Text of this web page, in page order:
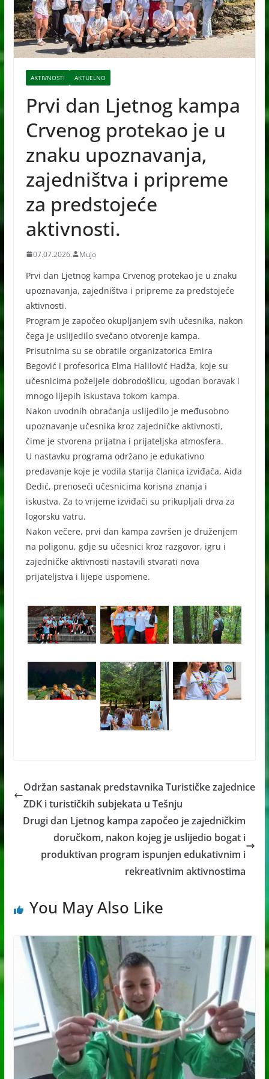
AKTIVNOSTI AKTUELNO
Prvi dan Ljetnog kampa
Crvenog protekao je u
znaku upoznavanja,
zajedništva i pripreme
za predstojeće
aktivnosti.
07.07.2026. Mujo
Prvi dan Ljetnog kampa Crvenog protekao je u znaku
upoznavanja, zajedništva i pripreme za predstojeće
aktivnosti.
Program je započeo okupljanjem svih učesnika, nakon
čega je uslijedilo svečano otvorenje kampa.
Prisutnima su se obratile organizatorica Emira
Begović i profesorica Elma Halilović Hadža, koje su
učesnicima poželjele dobrodošlicu, ugodan boravak i
mnogo lijepih iskustava tokom kampa.
Nakon uvodnih obraćanja uslijedilo je međusobno
upoznavanje učesnika kroz zajedničke aktivnosti,
čime je stvorena prijatna i prijateljska atmosfera.
U nastavku programa održano je edukativno
predavanje koje je vodila starija članica izviđača, Aida
Dedić, prenoseći učesnicima korisna znanja i
iskustva. Za to vrijeme izviđači su prikupljali drva za
logorsku vatru.
Nakon večere, prvi dan kampa završen je druženjem
na poligonu, gdje su učesnici kroz razgovor, igru i
zajedničke aktivnosti nastavili stvarati nova
prijateljstva i lijepe uspomene.
Održan sastanak predstavnika Turističke zajednice
ZDK i turističkih subjekata u Tešnju
Drugi dan Ljetnog kampa započeo je zajedničkim
doručkom, nakon kojeg je uslijedio bogat i
produktivan program ispunjen edukativnim i
rekreativnim aktivnostima
You May Also Like